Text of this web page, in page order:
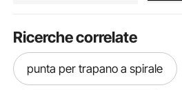
Ricerche correlate
punta per trapano a spirale